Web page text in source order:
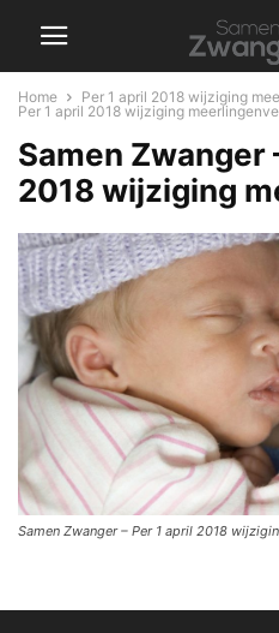
Home Per 1 april 2018 wijziging
Per 1 april 2018 wijziging
Samen Zwanger
2018 wijziging
Samen Zwanger – Per 1 april 2018